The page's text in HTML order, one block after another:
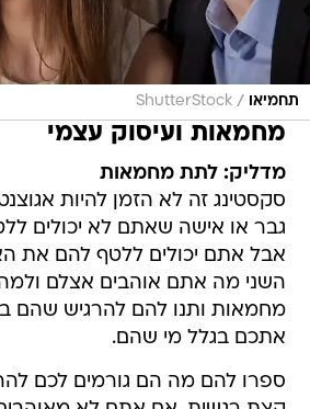
תחמיאו /
ShutterStock
מחמאות ועיסוק עצמי
מדליק: לתת מחמאות
סקסטינג זה לא הזמן להיות
גבר או אישה שאתם לא יכולים
אבל אתם יכולים ללטף להם את
השני מה אתם אוהבים אצלם ולמה,
מחמאות ותנו להם להרגיש שהם
אתכם בגלל מי שהם.
ספרו להם מה הם גורמים לכם